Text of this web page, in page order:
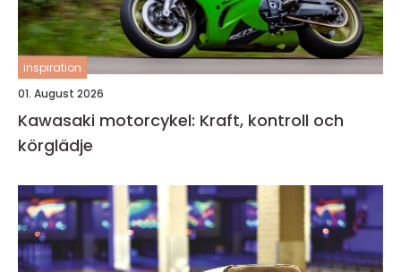
inspiration
01. August 2026
Kawasaki motorcykel: Kraft, kontroll och
körglädje